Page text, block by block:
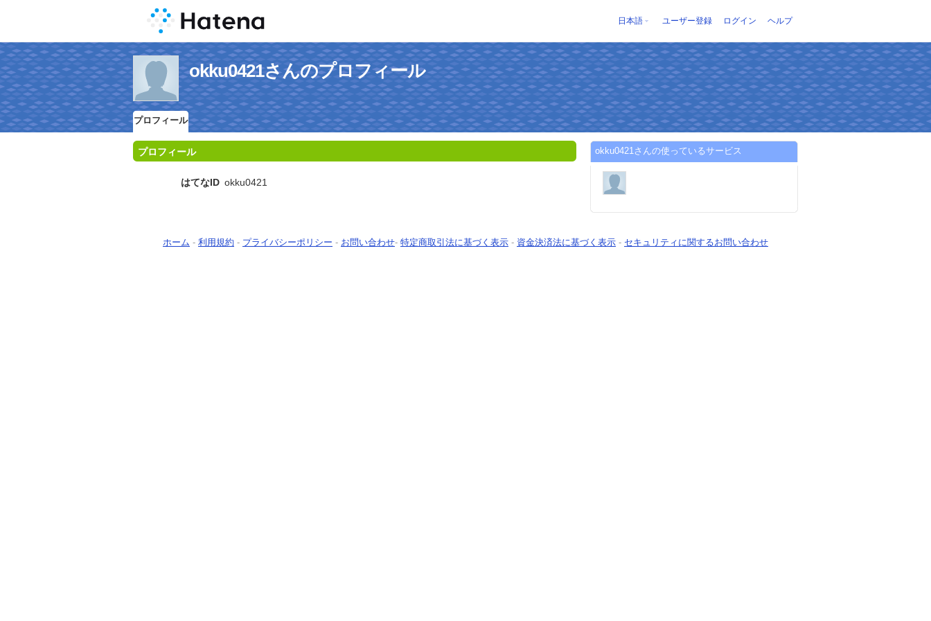
日本語 ユーザー登録 ログイン ヘルプ
okku0421さんのプロフィール
プロフィール
プロフィール
はてなID okku0421
okku0421さんの使っているサービス
ホーム - 利用規約 - プライバシーポリシー - お問い合わせ- 特定商取引法に基づく表示 - 資金決済法に基づく表示 - セキュリティに関するお問い合わせ